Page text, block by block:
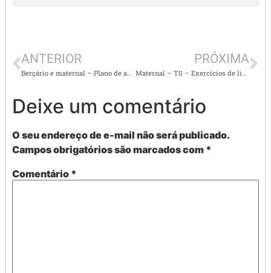
ANTERIOR
Berçário e maternal – Plano de aula com atividade super divertida – caixa de música
PRÓXIMA
Maternal – TS – Exercícios de linguagem oral e escrita, consciência fonológica, matemática,
Deixe um comentário
O seu endereço de e-mail não será publicado.
Campos obrigatórios são marcados com *
Comentário *